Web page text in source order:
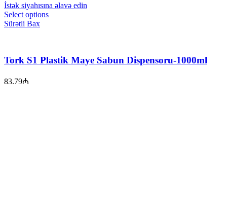
İstək siyahısına əlavə edin
Select options
Sürətli Bax
Tork S1 Plastik Maye Sabun Dispensoru-1000ml
83.79₼